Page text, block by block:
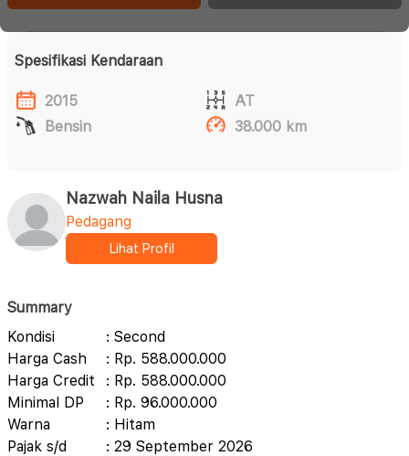
Spesifikasi Kendaraan
2015
AT
Bensin
38.000 km
Nazwah Naila Husna
Pedagang
Lihat Profil
Summary
Kondisi
: Second
Harga Cash
: Rp. 588.000.000
Harga Credit
: Rp. 588.000.000
Minimal DP
: Rp. 96.000.000
Warna
: Hitam
Pajak s/d
: 29 September 2026